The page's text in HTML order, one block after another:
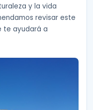
y la vida
revisar este
te ayudará a